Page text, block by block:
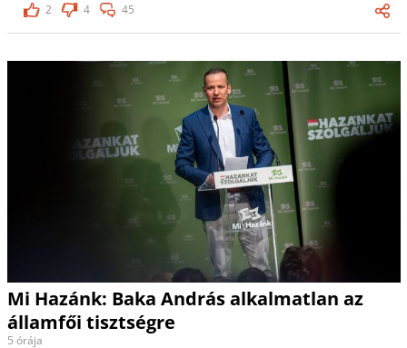
2
4 45
Mi Hazánk: Baka András alkalmatlan az
államfői tisztségre
5 órája